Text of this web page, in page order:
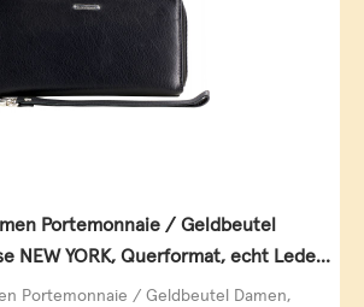
Portemonnaie / Geldbeutel
NEW YORK, Querformat, echt Leder,
Portemonnaie / Geldbeutel Damen,